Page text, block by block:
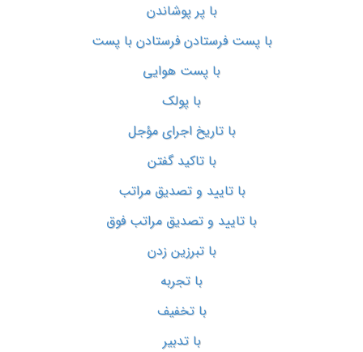
با پر پوشاندن
با پست فرستادن فرستادن با پست
با پست هوایی
با پولک
با تاریخ اجرای مؤجل
با تاکید گفتن
با تایید و تصدیق مراتب
با تایید و تصدیق مراتب فوق
با تبرزین زدن
با تجربه
با تخفیف
با تدبیر